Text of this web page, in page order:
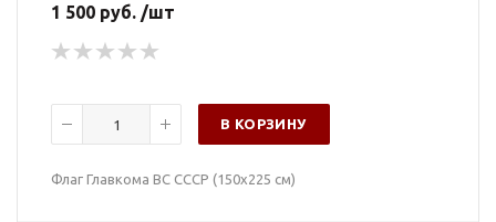
1 500 руб. /шт
В КОРЗИНУ
Флаг Главкома ВС СССР (150х225 см)